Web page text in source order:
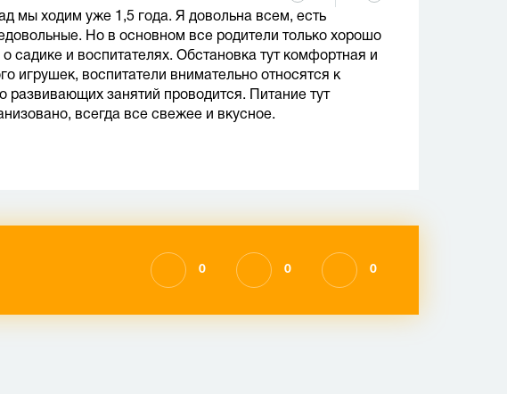
мы ходим уже 1,5 года. Я довольна всем, есть
Но в основном все родители только хорошо
садике и воспитателях. Обстановка тут комфортная и
игрушек, воспитатели внимательно относятся к
развивающих занятий проводится. Питание тут
всегда все свежее и вкусное.
0 0 0